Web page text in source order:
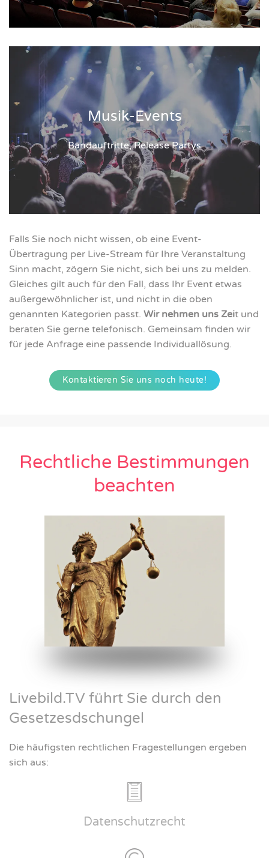
Musik-Events
Bandauftritte, Release Partys
Falls Sie noch nicht wissen, ob eine Event-
Übertragung per Live-Stream für Ihre Veranstaltung
Sinn macht, zögern Sie nicht, sich bei uns zu melden.
Gleiches gilt auch für den Fall, dass Ihr Event etwas
außergewöhnlicher ist, und nicht in die oben
genannten Kategorien passt. Wir nehmen uns Zeit und
beraten Sie gerne telefonisch. Gemeinsam finden wir
für jede Anfrage eine passende Individuallösung.
Kontaktieren Sie uns noch heute!
Rechtliche Bestimmungen
beachten
Livebild.TV führt Sie durch den
Gesetzesdschungel
Die häufigsten rechtlichen Fragestellungen ergeben
sich aus:
Datenschutzrecht